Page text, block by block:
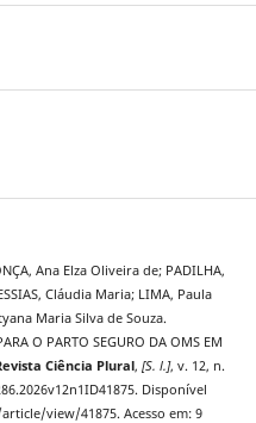
Ana Elza Oliveira de; PADILHA,
Cláudia Maria; LIMA, Paula
Maria Silva de Souza.
O PARTO SEGURO DA OMS EM
Ciência Plural, [S. l.], v. 12, n.
Disponível
view/41875. Acesso em: 9